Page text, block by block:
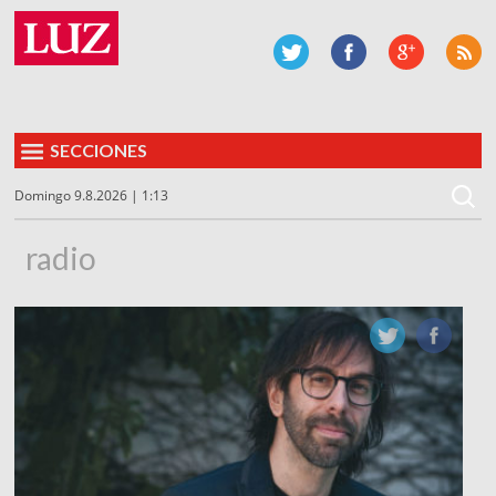
SECCIONES
Domingo 9.8.2026 | 1:13
radio